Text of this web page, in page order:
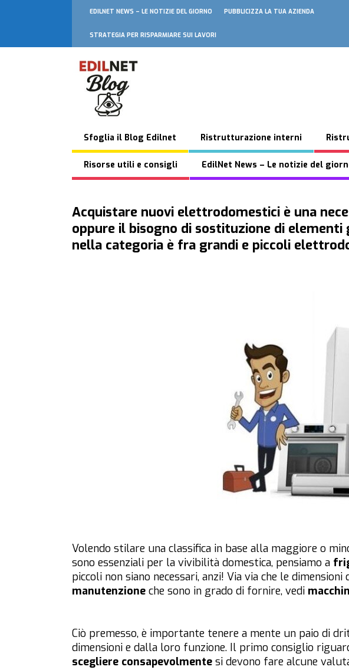
EDILNET NEWS – LE NOTIZIE DEL GIORNO PUBBLICIZZA LA TUA AZIENDA
STRATEGIA PER RISPARMIARE SUI LAVORI
Sfoglia il Blog Edilnet Ristrutturazione interni
Risorse utili e consigli EdilNet News – Le notizie del
Acquistare nuovi elettrodomestici è una
oppure il bisogno di sostituzione di
nella categoria è fra grandi e piccoli
Volendo stilare una classifica in base alla maggiore o
sono essenziali per la vivibilità domestica, pensiamo a
piccoli non siano necessari, anzi! Via via che le
manutenzione che sono in grado di fornire, vedi
Ciò premesso, è importante tenere a mente un paio di
dimensioni e dalla loro funzione. Il primo consiglio
scegliere consapevolmente si devono fare alcune